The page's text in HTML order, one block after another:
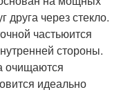
друга через стекло.
частьюится
стороны.
очищаются
идеально